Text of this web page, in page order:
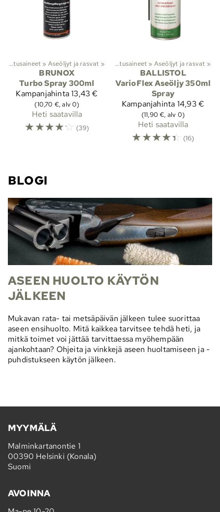
Aseöljyt, rasvat ja puhdistusaineet ‪» Aseöljyt ja rasvat ‪»
BRUNOX
Turbo Spray 300ml
Kampanjahinta13,43 €
(10,70 €, alv 0)
Heti saatavilla
☆☆☆☆☆ (39)
ja huolto‪» Aseöljyt, rasvat ja puhdistusaineet ‪» Aseöljyt ja rasvat ‪»
BALLISTOL
VarioFlex Aseöljy 350ml
Spray
Kampanjahinta 14,93 €
(11,90 €, alv 0)
Heti saatavilla
☆☆☆☆☆ (16)
BLOGI
ASEEN HUOLTO KÄYTÖN
JÄLKEEN
Mukavan rata- tai metsäpäivän jälkeen tulee suorittaa
aseen ensihuolto. Mitä kaikkea tarvitsee tehdä heti, ja
mitkä toimet voi jättää tarvittaessa myöhempään
ajankohtaan? Ohjeita ja vinkkejä aseen huoltamiseen ja -
puhdistukseen käytön jälkeen.
MYYMÄLÄ
Malminkartanontie 1
00390 Helsinki (Konala)
Suomi
AVOINNA